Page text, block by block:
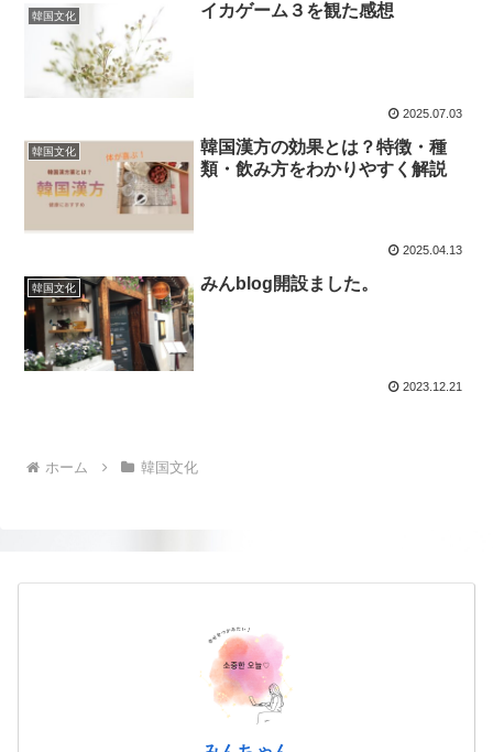
韓国文化 イカゲーム３を観た感想
2025.07.03
韓国文化
韓国漢方の効果とは？特徴・種
類・飲み方をわかりやすく解説
2025.04.13
韓国文化 みんblog開設ました。
2023.12.21
ホーム 韓国文化